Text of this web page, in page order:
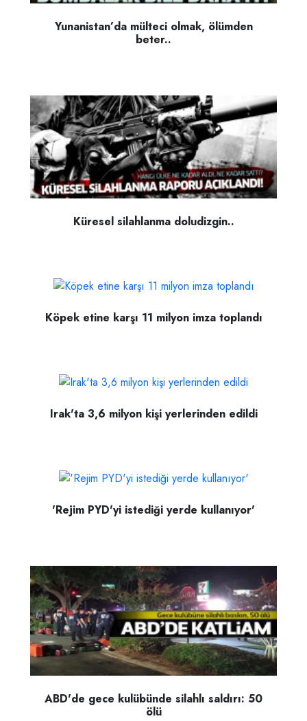
Yunanistan’da mülteci olmak, ölümden
beter..
Küresel silahlanma doludizgin..
Köpek etine karşı 11 milyon imza toplandı
Irak'ta 3,6 milyon kişi yerlerinden edildi
'Rejim PYD'yi istediği yerde kullanıyor'
ABD'de gece kulübünde silahlı saldırı: 50
ölü